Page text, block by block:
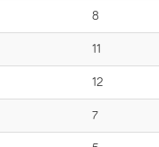
8
11
12
7